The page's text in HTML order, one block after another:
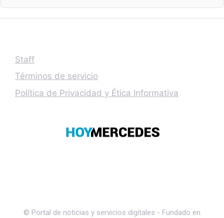
Staff
Términos de servicio
Política de Privacidad y Ética Informativa
© Portal de noticias y servicios digitales - Fundado en